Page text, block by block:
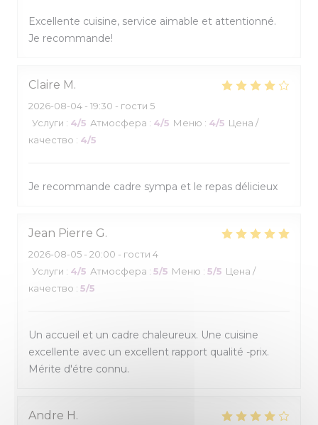
Excellente cuisine, service aimable et attentionné.
Je recommande!
Claire M
2026-08-04 - 19:30 - гости 5
Услуги : 4/5 Атмосфера : 4/5 Меню : 4/5 Цена /
качество : 4/5
Je recommande cadre sympa et le repas délicieux
Jean Pierre G
2026-08-05 - 20:00 - гости 4
Услуги : 4/5 Атмосфера : 5/5 Меню : 5/5 Цена /
качество : 5/5
Un accueil et un cadre chaleureux. Une cuisine
excellente avec un excellent rapport qualité -prix.
Mérite d'étre connu.
Andre H